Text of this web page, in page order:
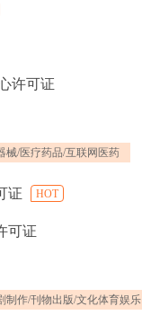
许可证
械/医疗药品/互联网医药
证 HOT
可证
制作/刊物出版/文化体育娱乐